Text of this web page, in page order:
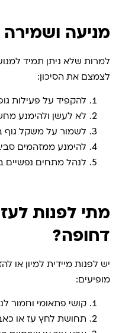
מניעה ושמירה
למרות שלא ניתן תמיד למנוע
לצמצם את הסיכון:
להקפיד על פעילות
לא לעשן ולהימנע
לשמור על משקל גוף
להימנע ממזהמים
לנהל מתחים נפשיים
מתי לפנות
דחופה?
יש לפנות מיידית למיון או
מופיעים:
קושי פתאומי וחמור
תחושת לחץ עז או